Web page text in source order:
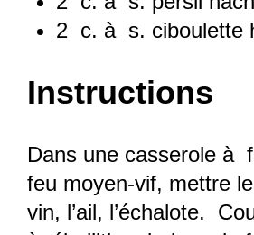
2 c. à s. ciboulette
Instructions
Dans une casserole à
feu moyen-vif, mettre
vin, l’ail, l’échalote.